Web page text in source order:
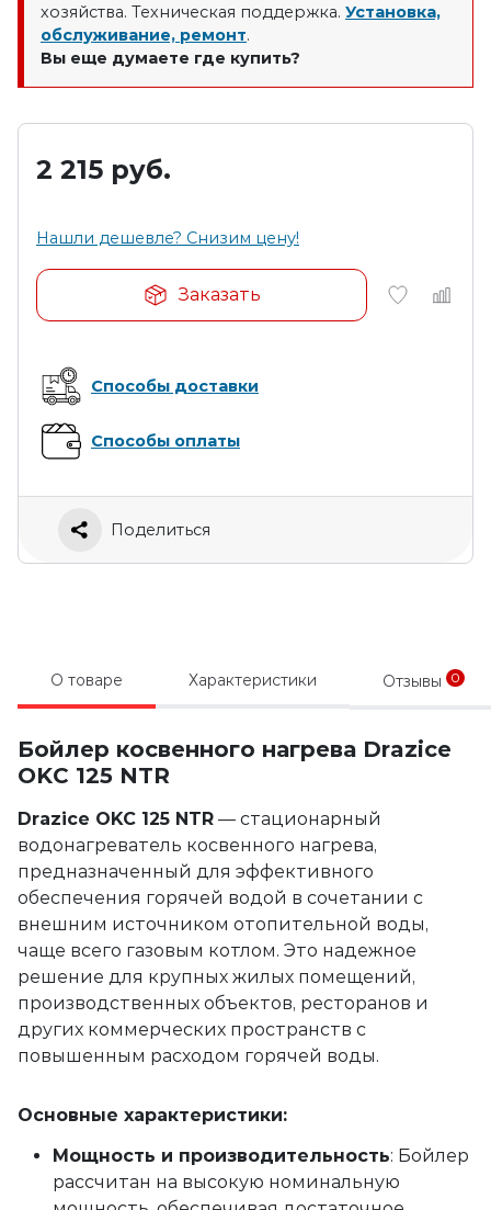
хозяйства. Техническая поддержка. Установка,
обслуживание, ремонт.
Вы еще думаете где купить?
2 215 руб.
Нашли дешевле? Снизим цену!
Заказать
Способы доставки
Способы оплаты
Поделиться
О товаре Характеристики Отзывы 0
Бойлер косвенного нагрева Drazice
OKC 125 NTR
Drazice OKC 125 NTR — стационарный
водонагреватель косвенного нагрева,
предназначенный для эффективного
обеспечения горячей водой в сочетании с
внешним источником отопительной воды,
чаще всего газовым котлом. Это надежное
решение для крупных жилых помещений,
производственных объектов, ресторанов и
других коммерческих пространств с
повышенным расходом горячей воды.
Основные характеристики:
Мощность и производительность: Бойлер
рассчитан на высокую номинальную